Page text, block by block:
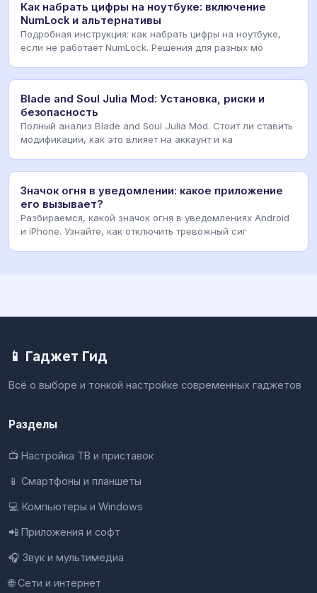
Как набрать цифры на ноутбуке: включение
NumLock и альтернативы
Подробная инструкция: как набрать цифры на ноутбуке,
если не работает NumLock. Решения для разных мо
Blade and Soul Julia Mod: Установка, риски и
безопасность
Полный анализ Blade and Soul Julia Mod. Стоит ли ставить
модификации, как это влияет на аккаунт и ка
Значок огня в уведомлении: какое приложение
его вызывает?
Разбираемся, какой значок огня в уведомлениях Android
и iPhone. Узнайте, как отключить тревожный сиг
📱 Гаджет Гид
Всё о выборе и тонкой настройке современных гаджетов
Разделы
📺 Настройка ТВ и приставок
📱 Смартфоны и планшеты
💻 Компьютеры и Windows
📲 Приложения и софт
🎧 Звук и мультимедиа
🌐 Сети и интернет